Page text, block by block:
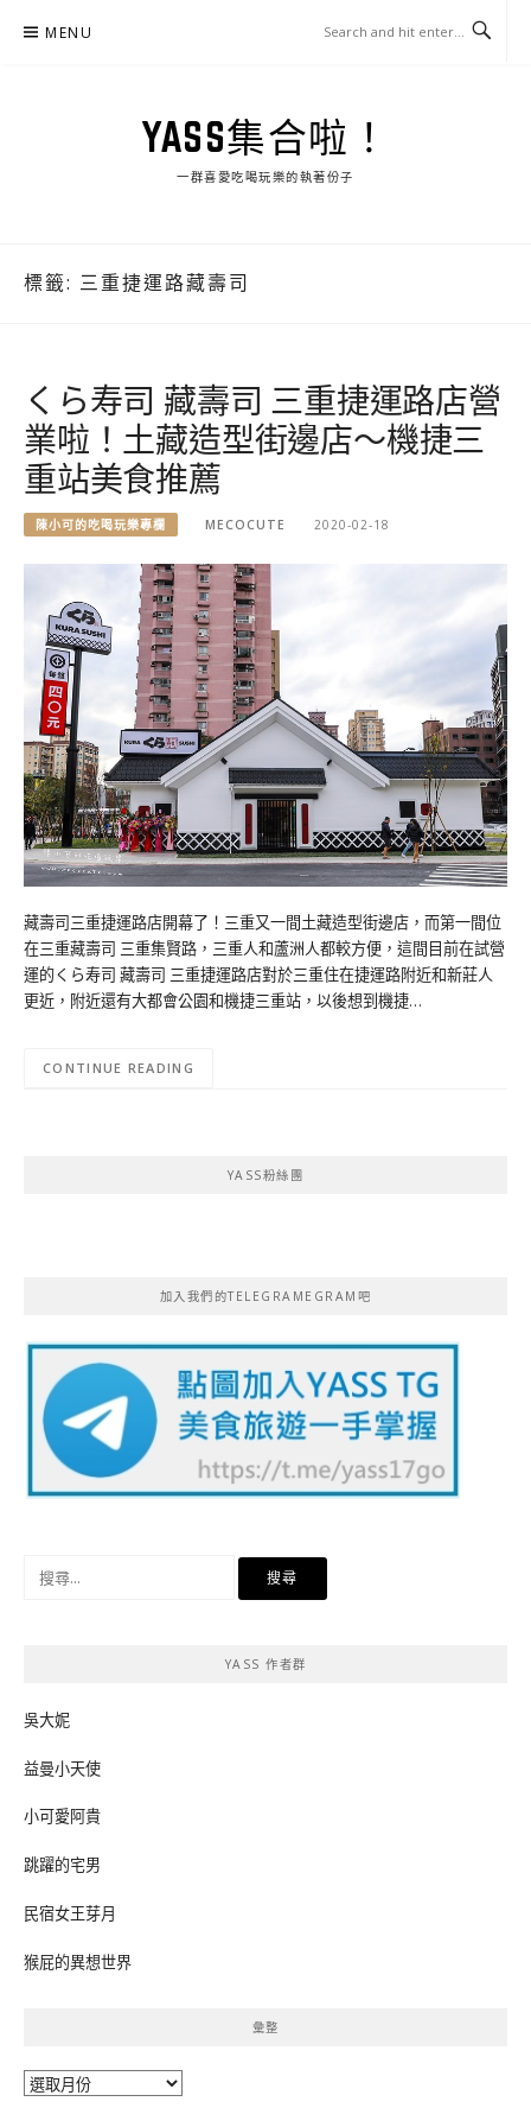
MENU
YASS集合啦！
一群喜愛吃喝玩樂的執著份子
標籤: 三重捷運路藏壽司
くら寿司 藏壽司 三重捷運路店營
業啦！土藏造型街邊店～機捷三
重站美食推薦
陳小可的吃喝玩樂專欄 MECOCUTE 2020-02-18
藏壽司三重捷運路店開幕了！三重又一間土藏造型街邊店，而第一間位
在三重藏壽司 三重集賢路，三重人和蘆洲人都較方便，這間目前在試營
運的くら寿司 藏壽司 三重捷運路店對於三重住在捷運路附近和新莊人
更近，附近還有大都會公園和機捷三重站，以後想到機捷…
CONTINUE READING
YASS粉絲團
加入我們的TELEGRAMEGRAM吧
YASS 作者群
吳大妮
益曼小天使
小可愛阿貴
跳躍的宅男
民宿女王芽月
猴屁的異想世界
彙整
彙